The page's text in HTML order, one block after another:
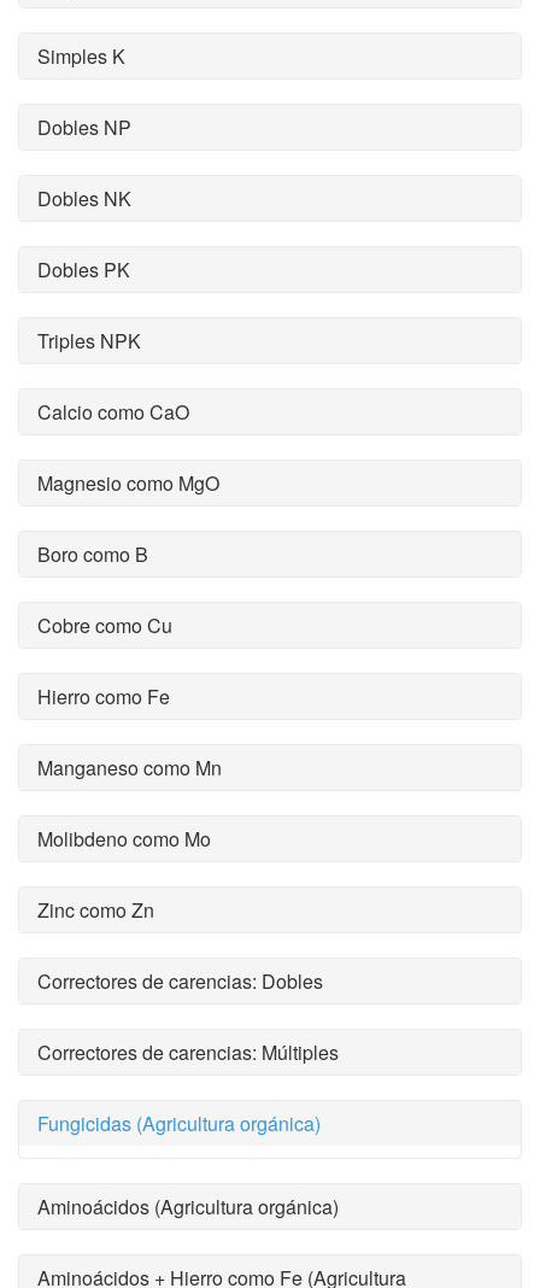
Simples K
Dobles NP
Dobles NK
Dobles PK
Triples NPK
Calcio como CaO
Magnesio como MgO
Boro como B
Cobre como Cu
Hierro como Fe
Manganeso como Mn
Molibdeno como Mo
Zinc como Zn
Correctores de carencias: Dobles
Correctores de carencias: Múltiples
Fungicidas (Agricultura orgánica)
Aminoácidos (Agricultura orgánica)
Aminoácidos + Hierro como Fe (Agricultura